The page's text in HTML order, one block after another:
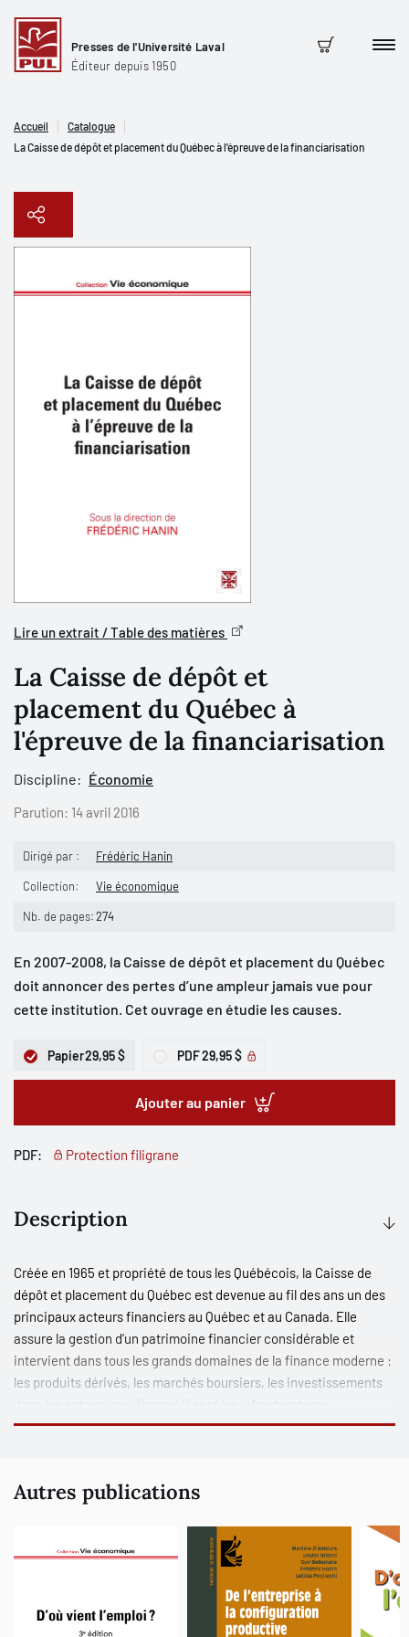
Presses de l'Université Laval
Éditeur depuis 1950
Panier
Accueil
Catalogue
La Caisse de dépôt et placement du Québec à l'épreuve de la financiarisation
Lire un extrait / Table des matières
La Caisse de dépôt et
placement du Québec à
l'épreuve de la financiarisation
Discipline: Économie
Parution: 14 avril 2016
Dirigé par : Frédéric Hanin
Collection: Vie économique
Nb. de pages:274
En 2007-2008, la Caisse de dépôt et placement du Québec
doit annoncer des pertes d’une ampleur jamais vue pour
cette institution. Cet ouvrage en étudie les causes.
Papier29,95 $ PDF29,95 $
Ajouter au panier
PDF: Protection filigrane
Description
Créée en 1965 et propriété de tous les Québécois, la Caisse de
dépôt et placement du Québec est devenue au fil des ans un des
principaux acteurs financiers au Québec et au Canada. Elle
assure la gestion d’un patrimoine financier considérable et
intervient dans tous les grands domaines de la finance moderne :
les produits dérivés, les marchés boursiers, les investissements
Depuis sa création, la Caisse a participé au financement des
grandes entreprises québécoises. Cependant, la crise financière
sur le patrimoine financier géré par la Caisse. Cette dernière a en
effet dû annoncer des pertes d'une ampleur jamais vue pour cette
institution, des pertes largement supérieures à celles
d'institutions comparables. Comment expliquer que l'on en soit
arrivé à cette situation ? Quelles leçons peut-on tirer de ces
Autres publications